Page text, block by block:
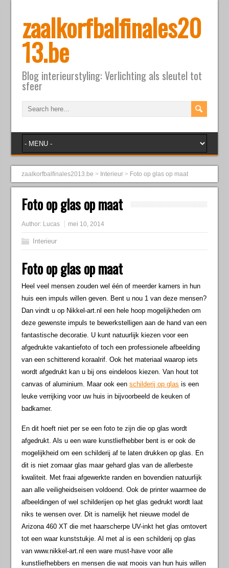
zaalkorfbalfinales20
13.be
Blog interieurstyling: Verlichting als sleutel tot
sfeer
zaalkorfbalfinales2013.be > Interieur > Foto op glas op maat
Foto op glas op maat
Author: Lucas mei 10, 2014
Interieur
Foto op glas op maat
Heel veel mensen zouden wel één of meerder kamers in hun
huis een impuls willen geven. Bent u nou 1 van deze mensen?
Dan vindt u op Nikkel-art.nl een hele hoop mogelijkheden om
deze gewenste impuls te bewerkstelligen aan de hand van een
fantastische decoratie. U kunt natuurlijk kiezen voor een
afgedrukte vakantiefoto of toch een professionele afbeelding
van een schitterend koraalrif. Ook het materiaal waarop iets
wordt afgedrukt kan u bij ons eindeloos kiezen. Van hout tot
canvas of aluminium. Maar ook eenschilderij op glas is een
leuke verrijking voor uw huis in bijvoorbeeld de keuken of
badkamer.
En dit hoeft niet per se een foto te zijn die op glas wordt
afgedrukt. Als u een ware kunstliefhebber bent is er ook de
mogelijkheid om een schilderij af te laten drukken op glas. En
dit is niet zomaar glas maar gehard glas van de allerbeste
kwaliteit. Met fraai afgewerkte randen en bovendien natuurlijk
aan alle veiligheidseisen voldoend. Ook de printer waarmee de
afbeeldingen of wel schilderijen op het glas gedrukt wordt laat
niks te wensen over. Dit is namelijk het nieuwe model de
Arizona 460 XT die met haarscherpe UV-inkt het glas omtovert
tot een waar kunststukje. Al met al is een schilderij op glas
van www.nikkel-art.nl een ware must-have voor alle
kunstliefhebbers en mensen die wat moois van hun huis willen